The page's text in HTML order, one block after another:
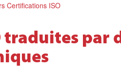
Certifications ISO
traduites par